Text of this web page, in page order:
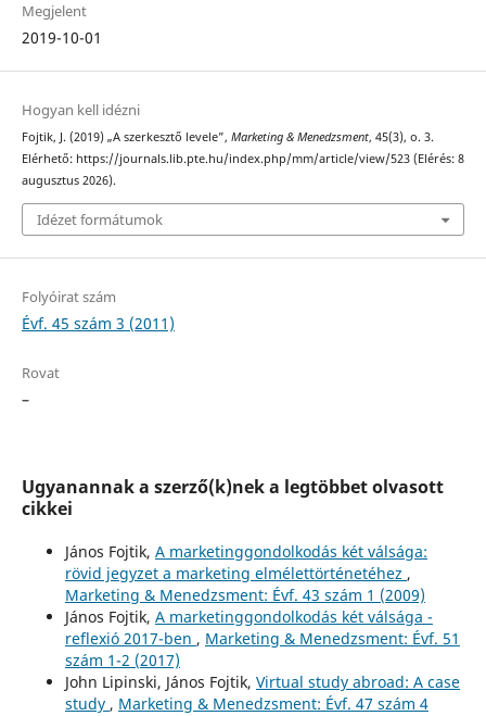
Megjelent
2019-10-01
Hogyan kell idézni
Fojtik, J. (2019) „A szerkesztő levele”, Marketing & Menedzsment, 45(3), o. 3.
Elérhető: https://journals.lib.pte.hu/index.php/mm/article/view/523 (Elérés: 8
augusztus 2026).
Idézet formátumok
Folyóirat szám
Évf. 45 szám 3 (2011)
Rovat
–
Ugyanannak a szerző(k)nek a legtöbbet olvasott
cikkei
János Fojtik, A marketinggondolkodás két válsága:
rövid jegyzet a marketing elmélettörténetéhez ,
Marketing & Menedzsment: Évf. 43 szám 1 (2009)
János Fojtik, A marketinggondolkodás két válsága -
reflexió 2017-ben , Marketing & Menedzsment: Évf. 51
szám 1-2 (2017)
John Lipinski, János Fojtik, Virtual study abroad: A case
study , Marketing & Menedzsment: Évf. 47 szám 4